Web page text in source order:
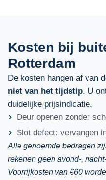
Kosten bij
Rotterdam
De kosten hangen af van
niet van het tijdstip. U
duidelijke prijsindicatie.
Deur openen zonder
Slot defect: vervangen
Alle genoemde bedragen
rekenen geen avond-,
Voorrijkosten van €60